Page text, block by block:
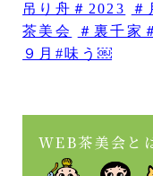
吊り舟＃2023
＃
茶美会
＃裏千家
９月#味う￼
WEB茶美会と